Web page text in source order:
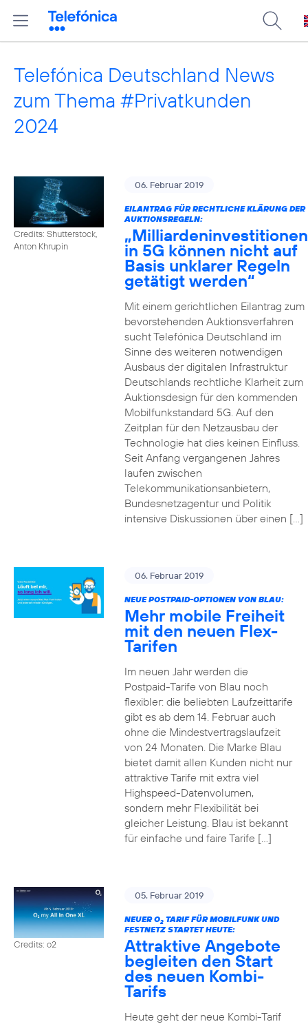
Telefónica Deutschland News
zum Thema #Privatkunden
2024
Credits: Shutterstock,
Anton Khrupin
06. Februar 2019
EILANTRAG FÜR RECHTLICHE KLÄRUNG DER
AUKTIONSREGELN:
„Milliardeninvestitionen
in 5G können nicht auf
Basis unklarer Regeln
getätigt werden“
Mit einem gerichtlichen Eilantrag zum
bevorstehenden Auktionsverfahren
sucht Telefónica Deutschland im
Sinne des weiteren notwendigen
Ausbaus der digitalen Infrastruktur
Deutschlands rechtliche Klarheit zum
Auktionsdesign für den kommenden
Mobilfunkstandard 5G. Auf den
Zeitplan für den Netzausbau der
Technologie hat dies keinen Einfluss.
Seit Anfang vergangenen Jahres
laufen zwischen
Telekommunikationsanbietern,
Bundesnetzagentur und Politik
intensive Diskussionen über einen […]
06. Februar 2019
NEUE POSTPAID-OPTIONEN VON BLAU:
Mehr mobile Freiheit
mit den neuen Flex-
Tarifen
Im neuen Jahr werden die
Postpaid-Tarife von Blau noch
flexibler: die beliebten Laufzeittarife
gibt es ab dem 14. Februar auch
ohne die Mindestvertragslaufzeit
von 24 Monaten. Die Marke Blau
bietet damit allen Kunden nicht nur
attraktive Tarife mit extra viel
Highspeed-Datenvolumen,
sondern mehr Flexibilität bei
gleicher Leistung. Blau ist bekannt
für einfache und faire Tarife […]
Credits: o2
05. Februar 2019
NEUER O2TARIF FÜR MOBILFUNK UND
FESTNETZ STARTET HEUTE:
Attraktive Angebote
begleiten den Start
des neuen Kombi-
Tarifs
Heute geht der neue Kombi-Tarif